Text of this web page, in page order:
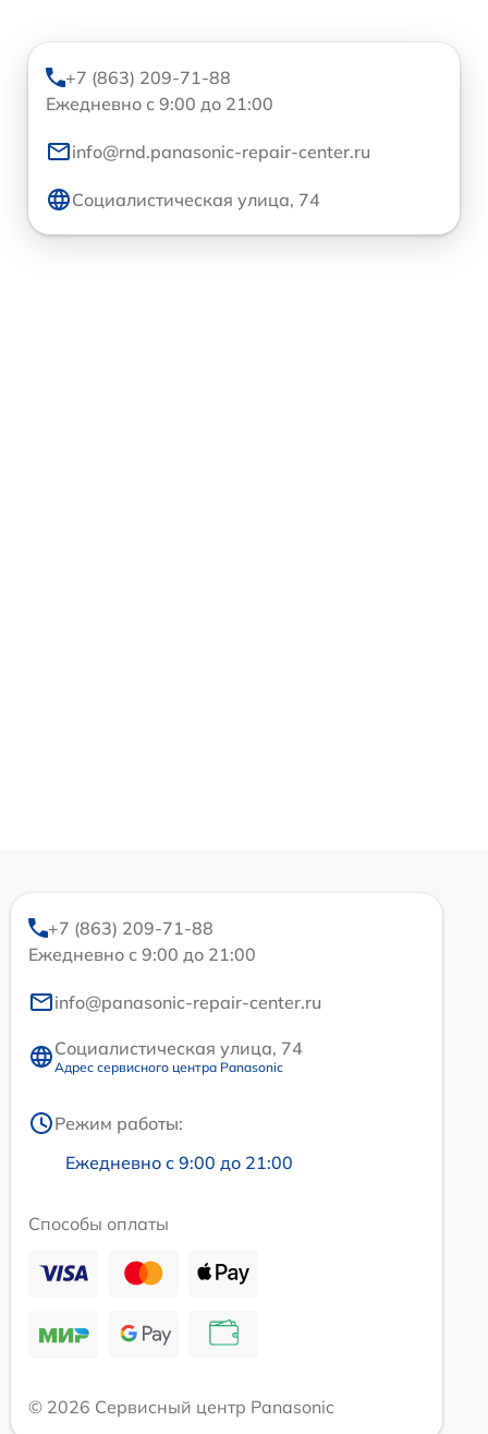
+7 (863) 209-71-88
Ежедневно с 9:00 до 21:00
info@rnd.panasonic-repair-center.ru
Социалистическая улица, 74
+7 (863) 209-71-88
Ежедневно с 9:00 до 21:00
info@panasonic-repair-center.ru
Социалистическая улица, 74
Адрес сервисного центра Panasonic
Режим работы:
Ежедневно с 9:00 до 21:00
Способы оплаты
© 2026 Сервисный центр Panasonic